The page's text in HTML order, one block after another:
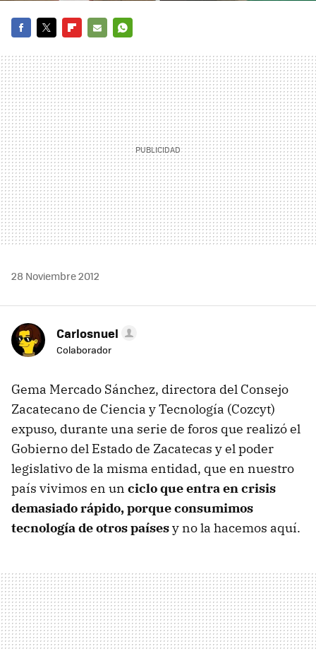
MAIL
28 Noviembre 2012
Carlosnuel
Colaborador
Gema Mercado Sánchez, directora del Consejo
Zacatecano de Ciencia y Tecnología (Cozcyt)
expuso, durante una serie de foros que realizó el
Gobierno del Estado de Zacatecas y el poder
legislativo de la misma entidad, que en nuestro
país vivimos en un ciclo que entra en crisis
demasiado rápido, porque consumimos
tecnología de otros paísesy no la hacemos aquí.